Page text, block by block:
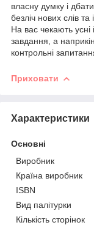
власну думку і
безліч нових слів
На вас чекають усні
завдання, а
контрольні
Приховати
Характеристики
Основні
Виробник
Країна виробник
ISBN
Вид палітурки
Кількість сторінок